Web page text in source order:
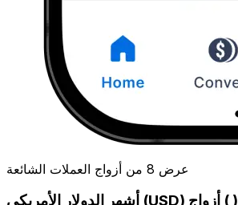
عرض 8 من أزواج العملات الشائعة
أشهر الدولار الأمريكي (USD) أزواج ( )